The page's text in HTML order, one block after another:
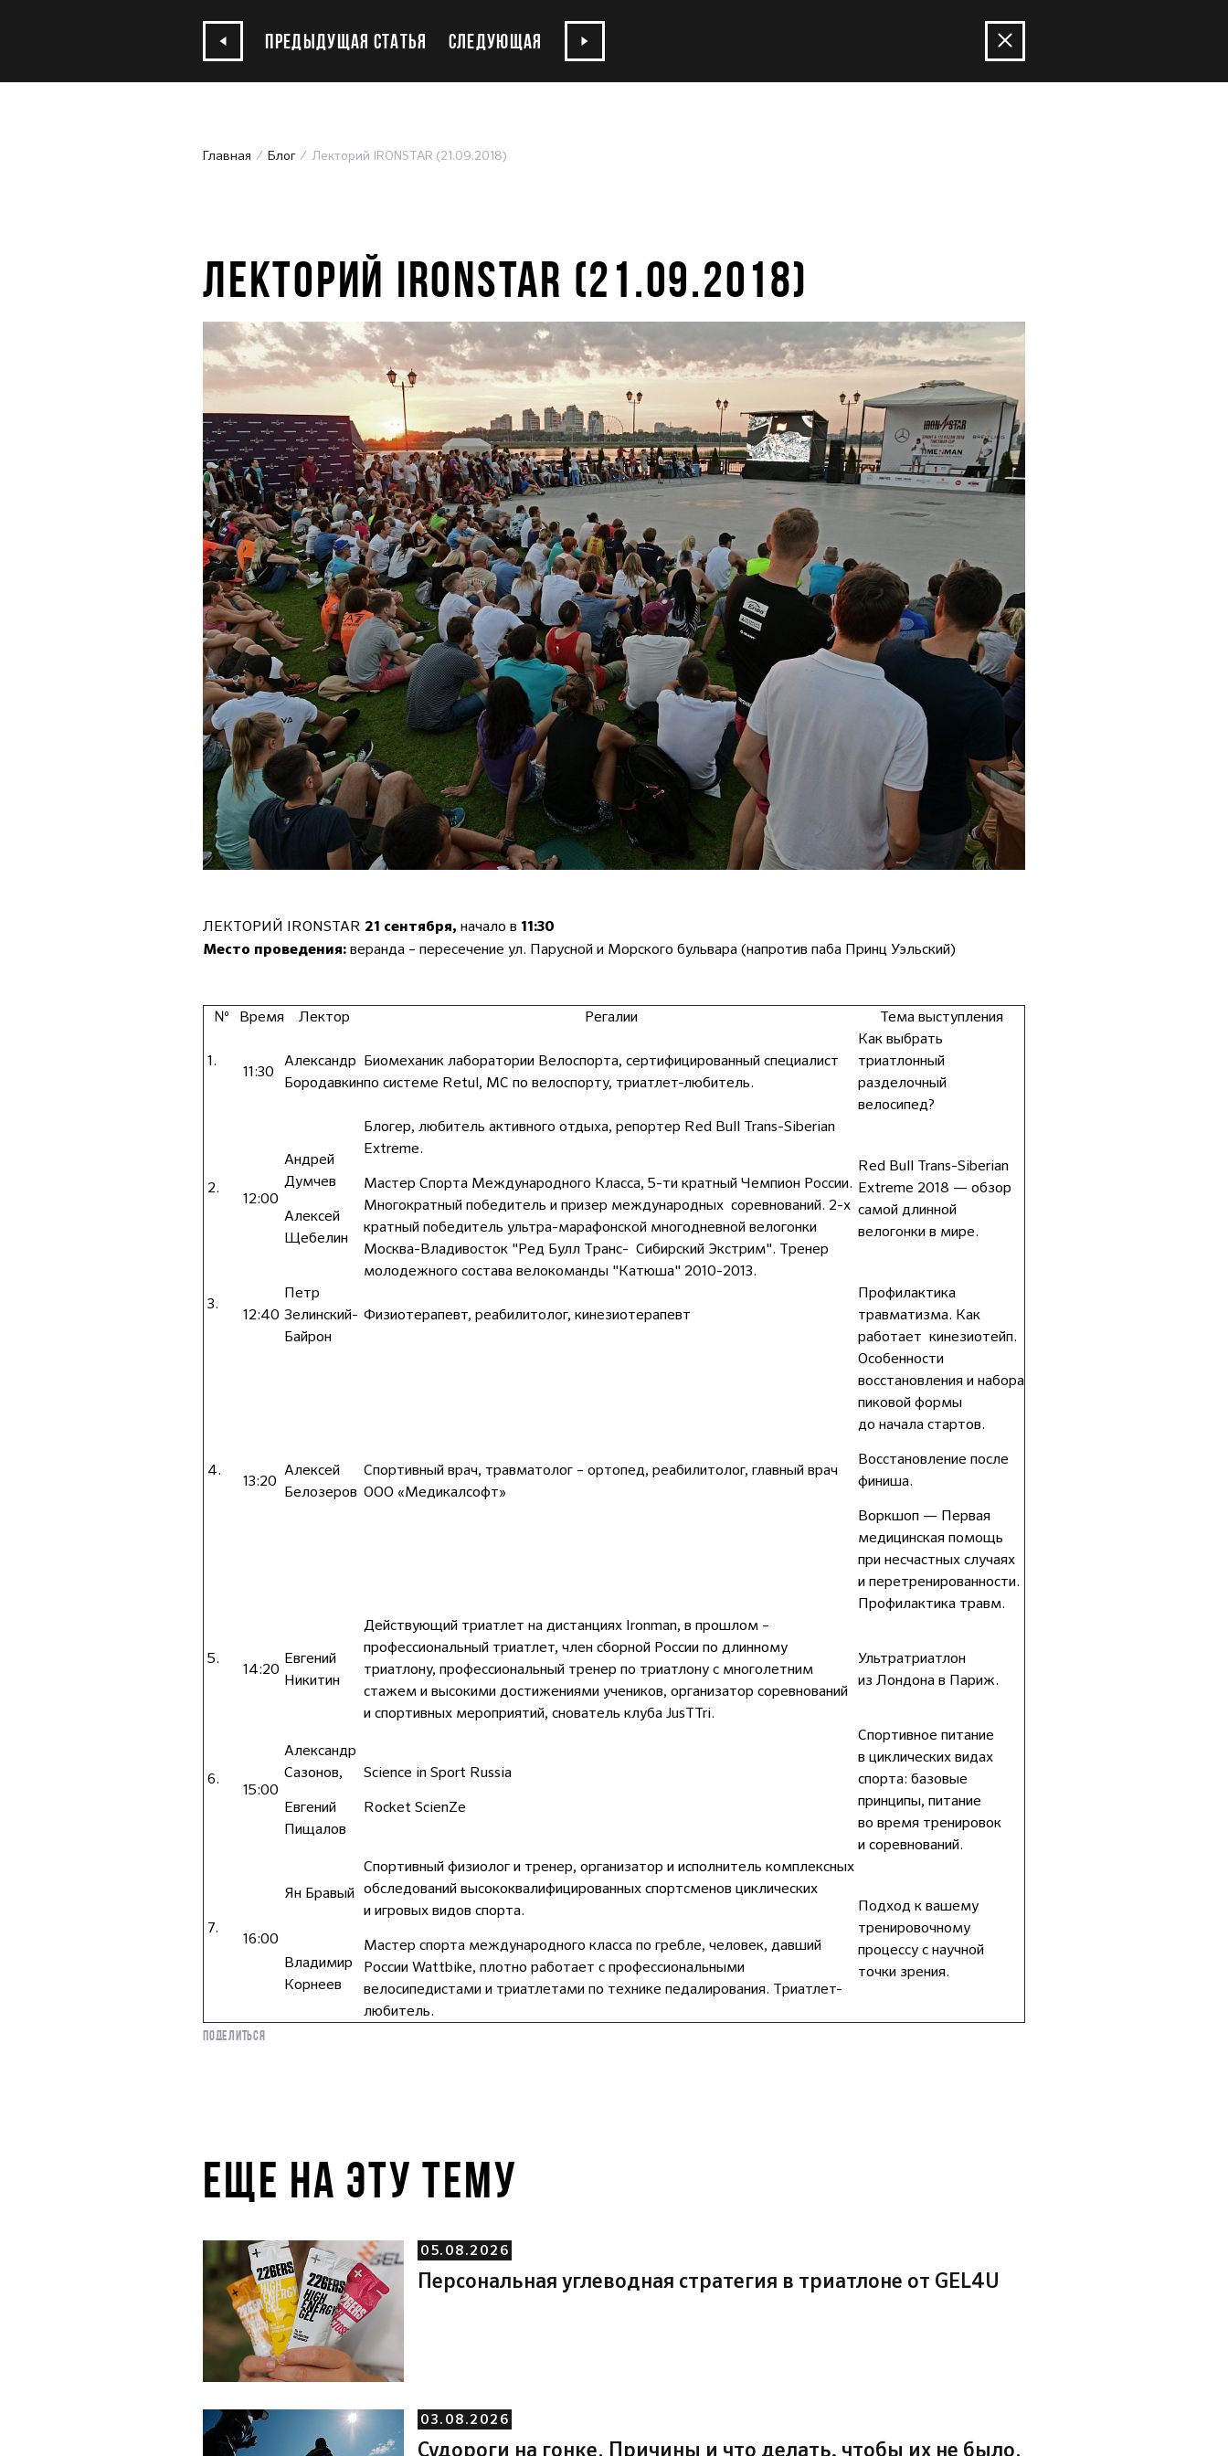
ПРЕДЫДУЩАЯ СТАТЬЯ СЛЕДУЮЩАЯ
Главная Блог Лекторий IRONSTAR (21.09.2018)
ЛЕКТОРИЙ IRONSTAR (21.09.2018)
ЛЕКТОРИЙ IRONSTAR 21 сентября, начало в 11:30
Место проведения: веранда – пересечение ул. Парусной и Морского бульвара (напротив паба Принц Уэльский)
№ Время Лектор Регалии Тема выступления
1.
11:30
Александр
Бородавкин
Биомеханик лаборатории Велоспорта, сертифицированный специалист
по системе Retul, МС по велоспорту, триатлет-любитель.
Как выбрать
триатлонный
разделочный
велосипед?
2.
12:00
Андрей
Думчев
Алексей
Щебелин
Блогер, любитель активного отдыха, репортер Red Bull Trans-Siberian
Extreme.
Мастер Спорта Международного Класса, 5-ти кратный Чемпион России.
Многократный победитель и призер международных соревнований. 2-х
кратный победитель ультра-марафонской многодневной велогонки
Москва-Владивосток "Ред Булл Транс- Сибирский Экстрим". Тренер
молодежного состава велокоманды "Катюша" 2010-2013.
Red Bull Trans-Siberian
Extreme 2018 — обзор
самой длинной
велогонки в мире.
3.
12:40
Петр
Зелинский-
Байрон
Физиотерапевт, реабилитолог, кинезиотерапевт
Профилактика
травматизма. Как
работает кинезиотейп.
4.
13:20
Алексей
Белозеров
Спортивный врач, травматолог – ортопед, реабилитолог, главный врач
ООО «Медикалсофт»
Особенности
восстановления и набора
пиковой формы
до начала стартов.
Восстановление после
финиша.
Воркшоп — Первая
медицинская помощь
при несчастных случаях
и перетренированности.
Профилактика травм.
5.
14:20
Евгений
Никитин
Действующий триатлет на дистанциях Ironman, в прошлом –
профессиональный триатлет, член сборной России по длинному
триатлону, профессиональный тренер по триатлону с многолетним
стажем и высокими достижениями учеников, организатор соревнований
и спортивных мероприятий, снователь клуба JusTTri.
Ультратриатлон
из Лондона в Париж.
6.
15:00
Александр
Сазонов,
Евгений
Пищалов
Science in Sport Russia
Rocket ScienZe
Спортивное питание
в циклических видах
спорта: базовые
принципы, питание
во время тренировок
и соревнований.
7.
16:00
Ян Бравый
Владимир
Корнеев
Спортивный физиолог и тренер, организатор и исполнитель комплексных
обследований высококвалифицированных спортсменов циклических
и игровых видов спорта.
Мастер спорта международного класса по гребле, человек, давший
России Wattbike, плотно работает с профессиональными
велосипедистами и триатлетами по технике педалирования. Триатлет-
любитель.
Подход к вашему
тренировочному
процессу с научной
точки зрения.
ПОДЕЛИТЬСЯ
ЕЩЕ НА ЭТУ ТЕМУ
05.08.2026
Персональная углеводная стратегия в триатлоне от GEL4U
03.08.2026
Судороги на гонке. Причины и что делать, чтобы их не было.